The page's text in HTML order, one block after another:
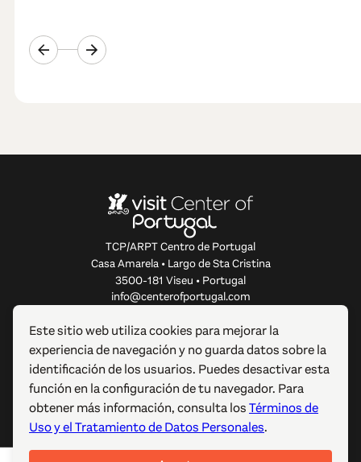
TCP/ARPT Centro de Portugal
Casa Amarela • Largo de Sta Cristina
3500-181 Viseu • Portugal
info@centerofportugal.com
SOBRE ESTE SITIO WEB
ENLACES ÚTILES
SÍGUENOS
Este sitio web utiliza cookies para mejorar la
experiencia de navegación y no guarda datos sobre la
identificación de los usuarios. Puedes desactivar esta
función en la configuración de tu navegador. Para
obtener más información, consulta losTérminos de
Uso y el Tratamiento de Datos Personales.